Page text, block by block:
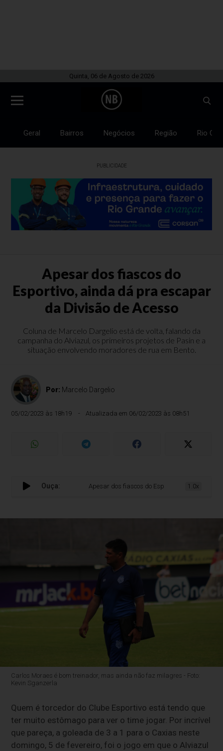
Quinta, 06 de Agosto de 2026
Geral Bairros Negócios Região Rio
PUBLICIDADE
Apesar dos fiascos do
Esportivo, ainda dá pra escapar
da Divisão de Acesso
Coluna de Marcelo Dargelio está de volta, falando da
campanha do Alviazul, os primeiros projetos de Pasin e a
situação envolvendo moradores de rua em Bento.
Por: Marcelo Dargelio
05/02/2023 às 18h19 Atualizada em 06/02/2023 às 08h51
Ouça: Apesar dos fiascos do Esportivo, ainda dá pra
1.0x
Carlos Moraes é bom treinador, mas ainda não faz milagres - Foto:
Kevin Sganzerla
Quem é torcedor do Clube Esportivo está tendo que
ter muito estômago para ver o time jogar. Por incrível
que pareça, a goleada de 3 a 1 para o Caxias neste
domingo, 5 de fevereiro, foi o jogo em que o Alviazul